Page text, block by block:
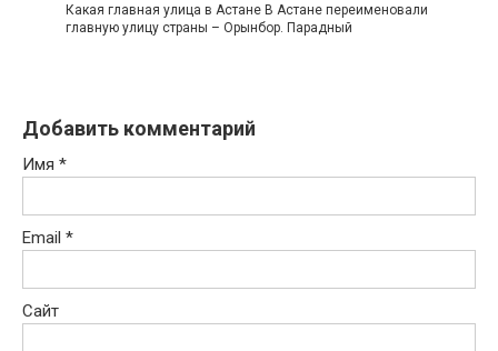
Какая главная улица в Астане В Астане переименовали
главную улицу страны – Орынбор. Парадный
Добавить комментарий
Имя *
Email *
Сайт